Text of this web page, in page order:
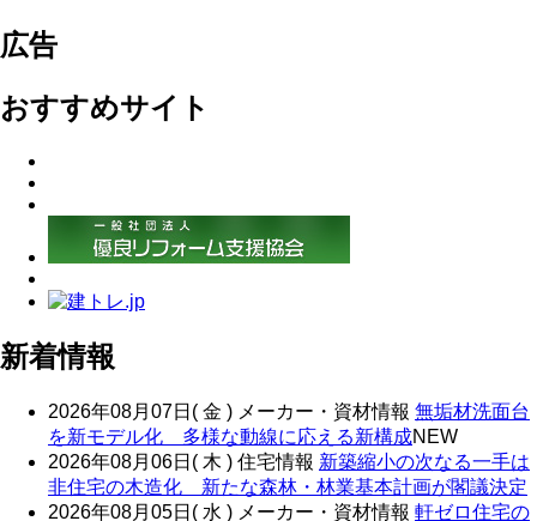
広告
おすすめサイト
新着情報
2026年08月07日( 金 ) メーカー・資材情報 無垢材洗面台
を新モデル化 多様な動線に応える新構成NEW
2026年08月06日( 木 ) 住宅情報 新築縮小の次なる一手は
非住宅の木造化 新たな森林・林業基本計画が閣議決定
2026年08月05日( 水 ) メーカー・資材情報 軒ゼロ住宅の